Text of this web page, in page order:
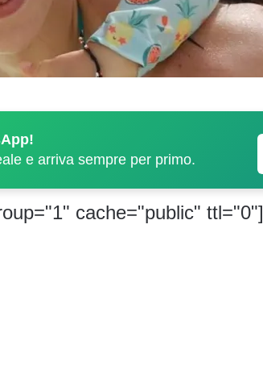
e arriva sempre per primo.
cache="public" ttl="0"]